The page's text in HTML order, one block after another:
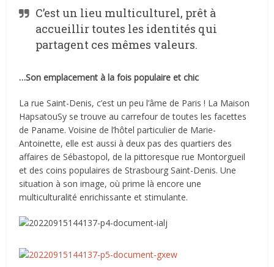
C’est un lieu multiculturel, prêt à
accueillir toutes les identités qui
partagent ces mêmes valeurs.
…Son emplacement à la fois populaire et chic
La rue Saint-Denis, c’est un peu l’âme de Paris ! La Maison
HapsatouSy se trouve au carrefour de toutes les facettes
de Paname. Voisine de l’hôtel particulier de Marie-
Antoinette, elle est aussi à deux pas des quartiers des
affaires de Sébastopol, de la pittoresque rue Montorgueil
et des coins populaires de Strasbourg Saint-Denis. Une
situation à son image, où prime là encore une
multiculturalité enrichissante et stimulante.